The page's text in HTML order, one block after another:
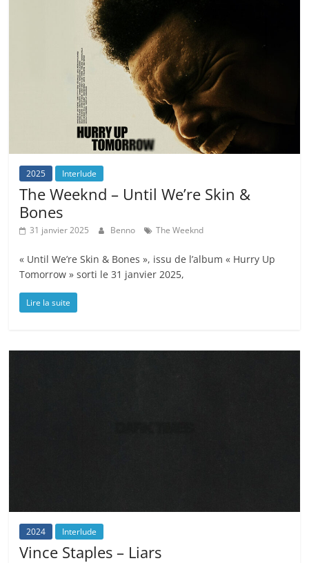
2025 Interlude
The Weeknd – Until We’re Skin &
Bones
31 janvier 2025 Benno The Weeknd
« Until We’re Skin & Bones », issu de l’album « Hurry Up
Tomorrow » sorti le 31 janvier 2025,
Lire la suite
2024 Interlude
Vince Staples – Liars